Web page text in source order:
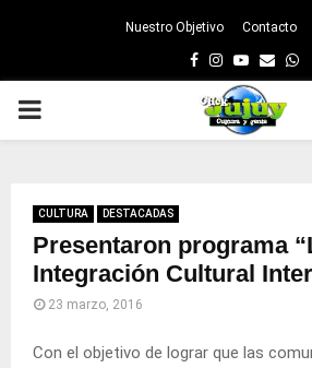
Nuestro Objetivo Contacto
Facebook
Instagram
Youtube
Email
PRIMARY
CULTURA DESTACADAS
Presentaron programa
Integración Cultural
23 marzo, 2016
Con el objetivo de lograr que las